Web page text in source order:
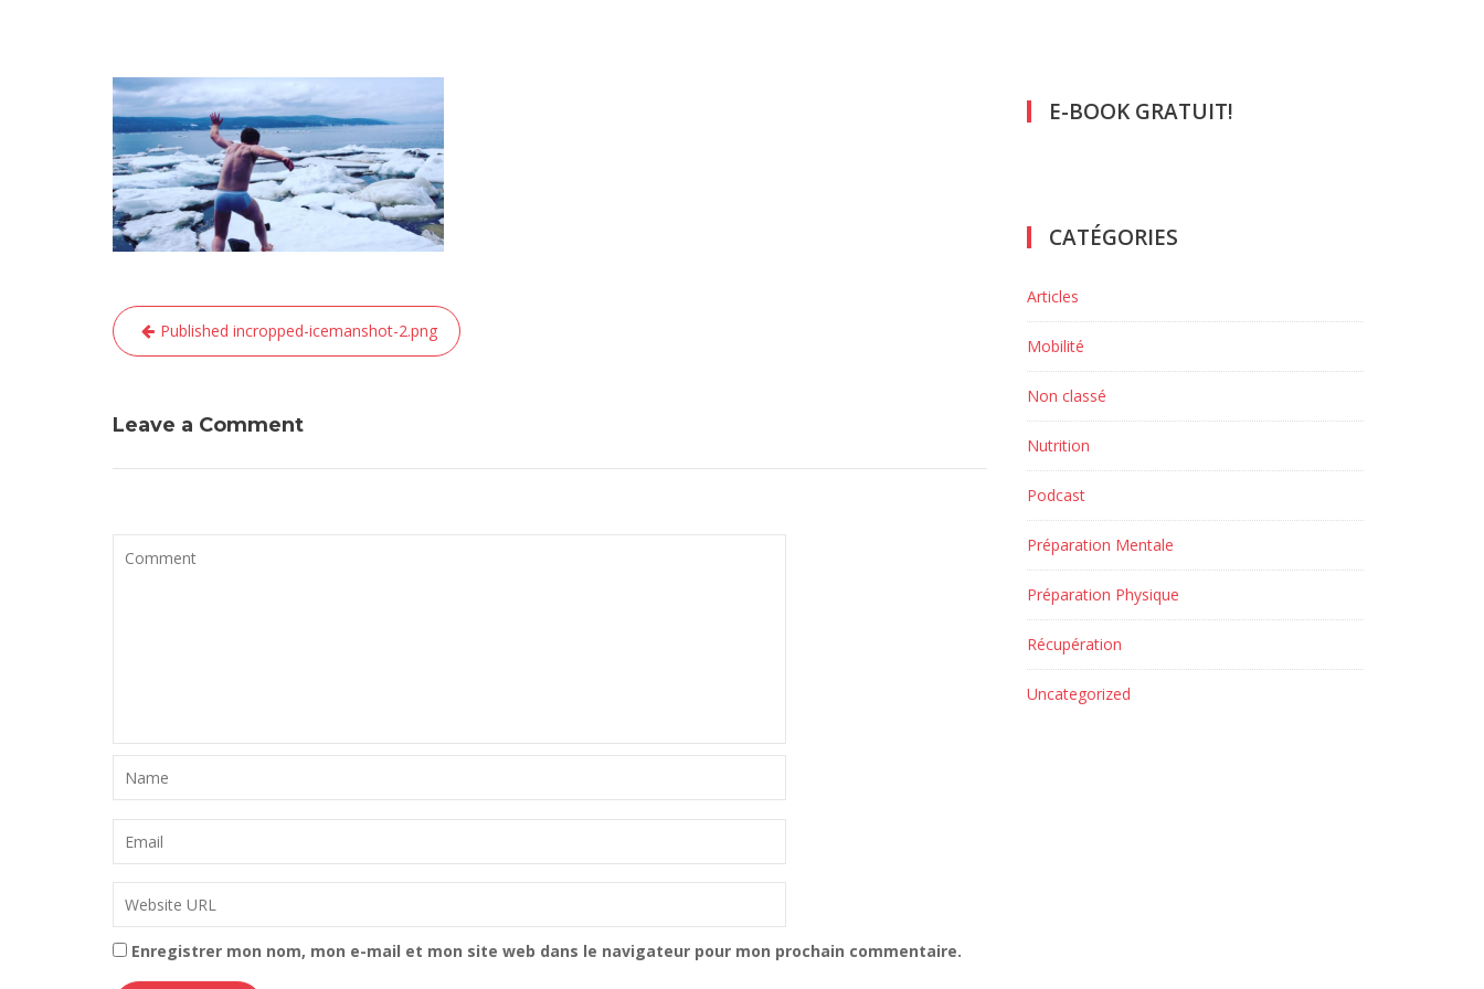
Navigation
de
Published incropped-icemanshot-2.png
Leave a Comment
Enregistrer mon nom, mon e-mail et mon site web dans le navigateur pour mon prochain commentaire.
E-BOOK GRATUIT!
CATÉGORIES
Articles
Mobilité
Non classé
Nutrition
Podcast
Préparation Mentale
Préparation Physique
Récupération
Uncategorized